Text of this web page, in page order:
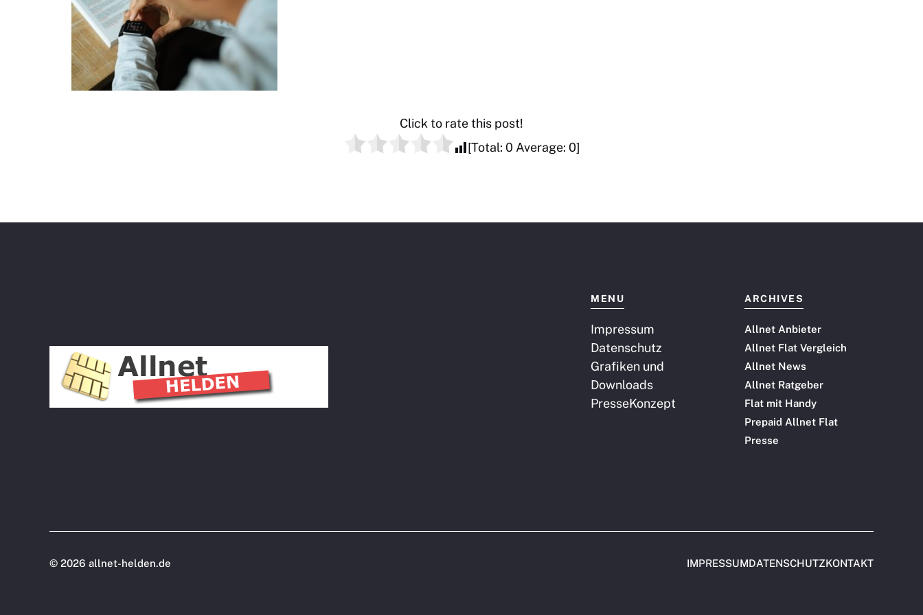
Click to rate this post!
[Total: 0Average: 0]
MENU
Impressum
Datenschutz
Grafiken und
Downloads
PresseKonzept
ARCHIVES
Allnet Anbieter
Allnet Flat Vergleich
Allnet News
Allnet Ratgeber
Flat mit Handy
Prepaid Allnet Flat
Presse
© 2026 allnet-helden.de IMPRESSUMDATENSCHUTZKONTAKT